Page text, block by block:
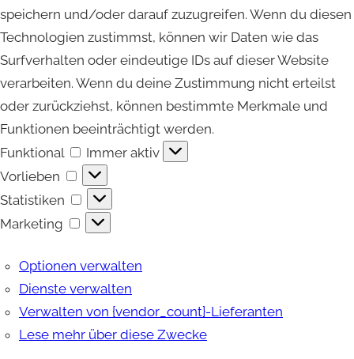
speichern und/oder darauf zuzugreifen. Wenn du diesen
Technologien zustimmst, können wir Daten wie das
Surfverhalten oder eindeutige IDs auf dieser Website
verarbeiten. Wenn du deine Zustimmung nicht erteilst
oder zurückziehst, können bestimmte Merkmale und
Funktionen beeinträchtigt werden.
Funktional
Funktional
Immer aktiv
Vorlieben
Vorlieben
Statistiken
Statistiken
Marketing
Marketing
Optionen verwalten
Dienste verwalten
Verwalten von {vendor_count}-Lieferanten
Lese mehr über diese Zwecke